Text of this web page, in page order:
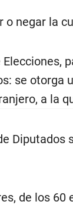
negar la
se otorga
a la
de los